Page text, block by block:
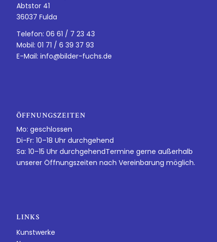
Abtstor 41
36037 Fulda
Telefon: 06 61 / 7 23 43
Mobil: 01 71 / 6 39 37 93
E-Mail: info@bilder-fuchs.de
ÖFFNUNGSZEITEN
Mo: geschlossen
Di-Fr: 10–18 Uhr durchgehend
Sa: 10–15 Uhr durchgehendTermine gerne außerhalb
unserer Öffnungszeiten nach Vereinbarung möglich.
LINKS
Kunstwerke